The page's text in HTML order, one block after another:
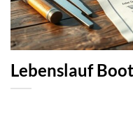
Lebenslauf